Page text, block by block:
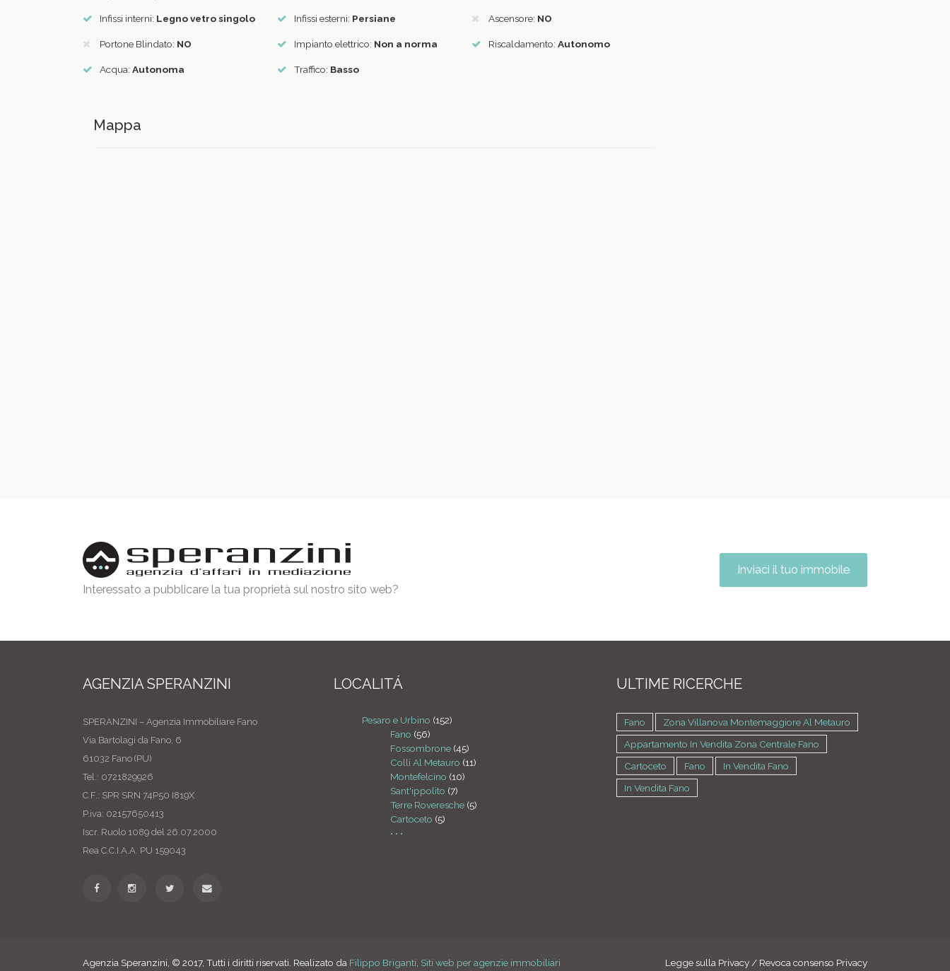
Infissi interni: Legno vetro singolo Infissi esterni: Persiane Ascensore: NO
Portone Blindato: NO Impianto elettrico: Non a norma Riscaldamento: Autonomo
Acqua: Autonoma Traffico: Basso
Mappa
Interessato a pubblicare la tua proprietà sul nostro sito web?
Inviaci il tuo immobile
AGENZIA SPERANZINI
SPERANZINI – Agenzia Immobiliare Fano
Via Bartolagi da Fano, 6
61032 Fano (PU)
Tel.: 0721829926
C.F.: SPR SRN 74P50 I819X
P.iva: 02157650413
Iscr. Ruolo 1089 del 26.07.2000
Rea C.C.I.A.A. PU 159043
LOCALITÁ
Pesaro e Urbino (152)
Fano (56)
Fossombrone (45)
Colli Al Metauro (11)
Montefelcino (10)
Sant'ippolito (7)
Terre Roveresche (5)
Cartoceto (5)
• • •
ULTIME RICERCHE
Fano
Zona Villanova Montemaggiore Al Metauro
Appartamento In Vendita Zona Centrale Fano
Cartoceto
Fano
In Vendita Fano
In Vendita Fano
Agenzia Speranzini, © 2017, Tutti i diritti riservati. Realizato da Filippo Briganti, Siti web per agenzie immobiliari Legge sulla Privacy / Revoca consenso Privacy